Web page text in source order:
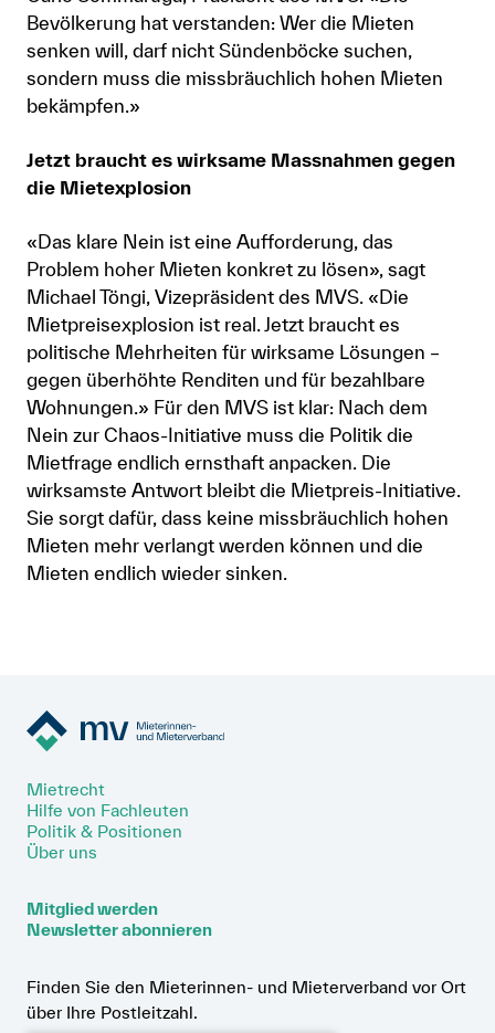
Bevölkerung hat verstanden: Wer die Mieten
senken will, darf nicht Sündenböcke suchen,
sondern muss die missbräuchlich hohen Mieten
bekämpfen.»
Jetzt braucht es wirksame Massnahmen gegen
die Mietexplosion
«Das klare Nein ist eine Aufforderung, das
Problem hoher Mieten konkret zu lösen», sagt
Michael Töngi, Vizepräsident des MVS. «Die
Mietpreisexplosion ist real. Jetzt braucht es
politische Mehrheiten für wirksame Lösungen –
gegen überhöhte Renditen und für bezahlbare
Wohnungen.» Für den MVS ist klar: Nach dem
Nein zur Chaos-Initiative muss die Politik die
Mietfrage endlich ernsthaft anpacken. Die
wirksamste Antwort bleibt die Mietpreis-Initiative.
Sie sorgt dafür, dass keine missbräuchlich hohen
Mieten mehr verlangt werden können und die
Mieten endlich wieder sinken.
Mietrecht
Hilfe von Fachleuten
Politik & Positionen
Über uns
Mitglied werden
Newsletter abonnieren
Finden Sie den Mieterinnen- und Mieterverband vor Ort
über Ihre Postleitzahl.